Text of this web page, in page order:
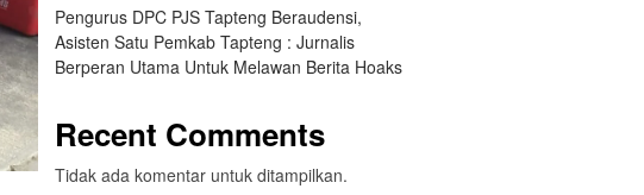
Pengurus DPC PJS Tapteng Beraudensi,
Asisten Satu Pemkab Tapteng : Jurnalis
Berperan Utama Untuk Melawan Berita Hoaks
Recent Comments
Tidak ada komentar untuk ditampilkan.